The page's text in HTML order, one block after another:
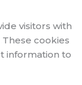
visitors with
cookies
information to